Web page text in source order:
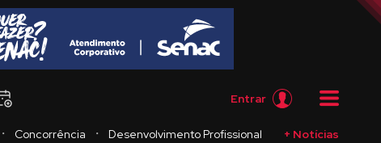
Entrar
・ Concorrência ・ Desenvolvimento Profissional + Notícias